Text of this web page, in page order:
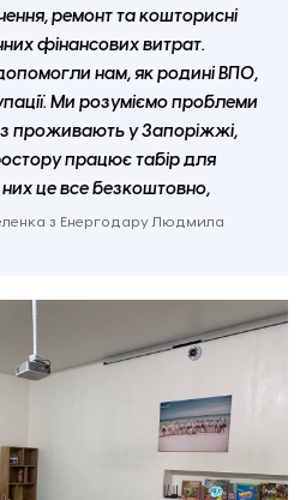
ремонт та кошторисні
фінансових витрат.
нам, як родині ВПО,
Ми розуміємо проблеми
проживають у Запоріжжі,
працює табір для
це все безкоштовно,
з Енергодару Людмила